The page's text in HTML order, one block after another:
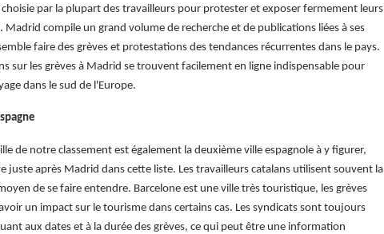
par la plupart des travailleurs pour protester et exposer fermement leurs
Madrid compile un grand volume de recherche et de publications liées à ses
faire des grèves et protestations des tendances récurrentes dans le pays.
sur les grèves à Madrid se trouvent facilement en ligne indispensable pour
dans le sud de l'Europe.
de notre classement est également la deuxième ville espagnole à y figurer,
juste après Madrid dans cette liste. Les travailleurs catalans utilisent souvent la
de se faire entendre. Barcelone est une ville très touristique, les grèves
un impact sur le tourisme dans certains cas. Les syndicats sont toujours
aux dates et à la durée des grèves, ce qui peut être une information